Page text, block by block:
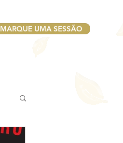
MARQUE UMA SESSÃO